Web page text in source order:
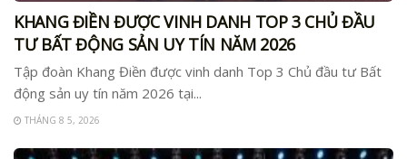
KHANG ĐIỀN ĐƯỢC VINH DANH TOP 3 CHỦ ĐẦU
TƯ BẤT ĐỘNG SẢN UY TÍN NĂM 2026
Tập đoàn Khang Điền được vinh danh Top 3 Chủ đầu tư Bất
động sản uy tín năm 2026 tại...
THÁNG 8 5, 2026